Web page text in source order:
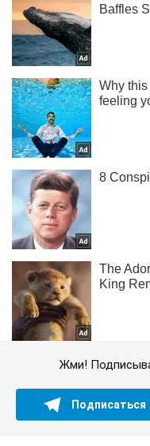
Жми!
Подписаться